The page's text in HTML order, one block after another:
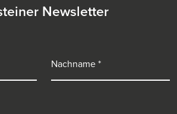
Newsletter